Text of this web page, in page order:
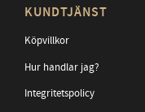
KUNDTJÄNST
Köpvillkor
Hur handlar jag?
Integritetspolicy